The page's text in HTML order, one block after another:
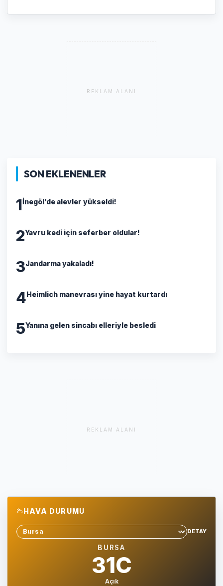
REKLAM ALANI
SON EKLENENLER
1İnegöl’de alevler yükseldi!
2Yavru kedi için seferber oldular!
3Jandarma yakaladı!
4 Heimlich manevrası yine hayat kurtardı
5Yanına gelen sincabı elleriyle besledi
REKLAM ALANI
HAVA DURUMU
Sehir sec
DETAY
BURSA
31C
Açık